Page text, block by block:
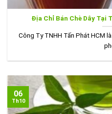
Địa Chỉ Bán Chè Dây Tại
Công Ty TNHH Tấn Phát HCM
06
Th10